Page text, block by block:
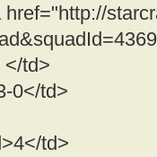
href="http://
</td>
0</td>
td>